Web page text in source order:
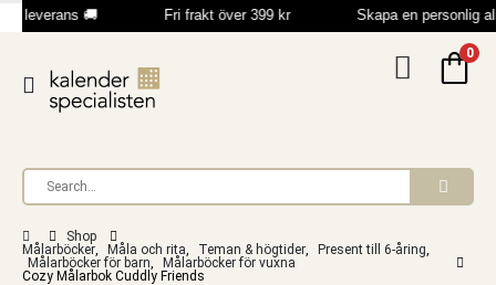
leverans 🚚 Fri frakt över 399 kr Skapa en personlig
0
Shop
Målarböcker, Måla och rita, Teman & högtider, Present till 6-åring,
Målarböcker för barn,
Målarböcker för vuxna
Cozy Målarbok Cuddly Friends